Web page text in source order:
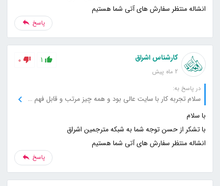
انشاله منتظر سفارش های آتی شما هستیم
پاسخ
کارشناس اشراق
2 ماه پیش
1
0
در پاسخ به:
سلام تجربه کار با سایت عالی بود و همه چیز مرتب و قابل فهم قرار گرفته است. با تشکر
انشاله منتظر سفارش های آتی شما هستیم
پاسخ